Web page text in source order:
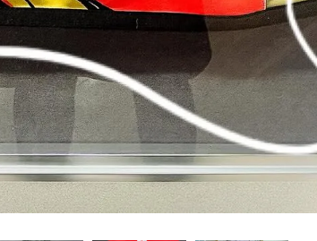
お気軽にお問い合わせください
お気軽にお問い合わせください